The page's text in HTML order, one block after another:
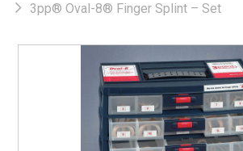
3pp® Oval-8® Finger Splint – Set